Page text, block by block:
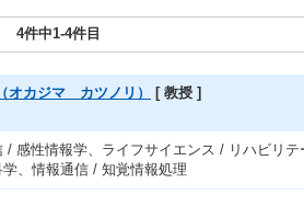
4件中1-4件目
オカジマ カツノリ） [ 教授 ]
/ 感性情報学、ライフサイエンス / リハビリテ
学、情報通信 / 知覚情報処理